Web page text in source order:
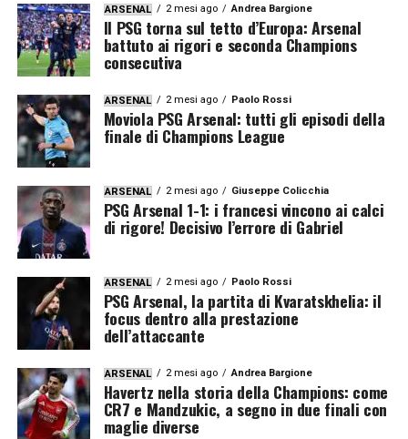
ARSENAL 2 mesi ago Andrea Bargione
Il PSG torna sul tetto d’Europa: Arsenal
battuto ai rigori e seconda Champions
consecutiva
ARSENAL 2 mesi ago Paolo Rossi
Moviola PSG Arsenal: tutti gli episodi della
finale di Champions League
ARSENAL 2 mesi ago Giuseppe Colicchia
PSG Arsenal 1-1: i francesi vincono ai calci
di rigore! Decisivo l’errore di Gabriel
ARSENAL 2 mesi ago Paolo Rossi
PSG Arsenal, la partita di Kvaratskhelia: il
focus dentro alla prestazione
dell’attaccante
ARSENAL 2 mesi ago Andrea Bargione
Havertz nella storia della Champions: come
CR7 e Mandzukic, a segno in due finali con
maglie diverse